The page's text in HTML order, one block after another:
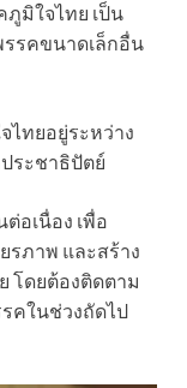
ภูมิใจไทย เป็น
รคขนาดเล็กอื่น
ไทยอยู่ระหว่าง
ระชาธิปัตย์
อเนื่อง เพื่อ
รภาพ และสร้าง
โดยต้องติดตาม
คในช่วงถัดไป